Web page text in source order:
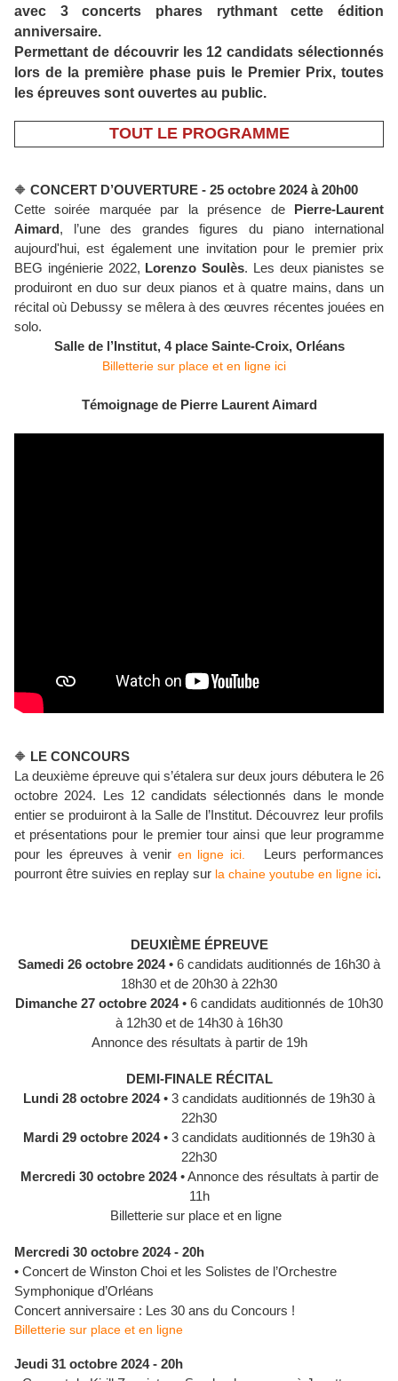
avec 3 concerts phares rythmant cette édition
anniversaire.
Permettant de découvrir les 12 candidats sélectionnés
lors de la première phase puis le Premier Prix, toutes
les épreuves sont ouvertes au public.
TOUT LE PROGRAMME
🔶 CONCERT D’OUVERTURE - 25 octobre 2024 à 20h00
Cette soirée marquée par la présence de Pierre-Laurent
Aimard, l’une des grandes figures du piano international
aujourd'hui, est également une invitation pour le premier prix
BEG ingénierie 2022, Lorenzo Soulès. Les deux pianistes se
produiront en duo sur deux pianos et à quatre mains, dans un
récital où Debussy se mêlera à des œuvres récentes jouées en
solo.
Salle de l’Institut, 4 place Sainte-Croix, Orléans
Billetterie sur place et en ligne ici
Témoignage de Pierre Laurent Aimard
🔶 LE CONCOURS
La deuxième épreuve qui s’étalera sur deux jours débutera le 26
octobre 2024. Les 12 candidats sélectionnés dans le monde
entier se produiront à la Salle de l’Institut. Découvrez leur profils
et présentations pour le premier tour ainsi que leur programme
pour les épreuves à venir en ligne ici.
Leurs performances
pourront être suivies en replay sur la chaine youtube en ligne ici.
DEUXIÈME ÉPREUVE
Samedi 26 octobre 2024• 6 candidats auditionnés de 16h30 à
18h30 et de 20h30 à 22h30
Dimanche 27 octobre 2024• 6 candidats auditionnés de 10h30
à 12h30 et de 14h30 à 16h30
Annonce des résultats à partir de 19h
DEMI-FINALE RÉCITAL
Lundi 28 octobre 2024• 3 candidats auditionnés de 19h30 à
22h30
Mardi 29 octobre 2024• 3 candidats auditionnés de 19h30 à
22h30
Mercredi 30 octobre 2024• Annonce des résultats à partir de
11h
Billetterie sur place et en ligne
Mercredi 30 octobre 2024 - 20h
• Concert de Winston Choi et les Solistes de l’Orchestre
Symphonique d’Orléans
Concert anniversaire : Les 30 ans du Concours !
Billetterie sur place et en ligne
Jeudi 31 octobre 2024 - 20h